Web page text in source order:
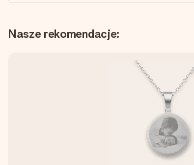
Nasze rekomendacje: